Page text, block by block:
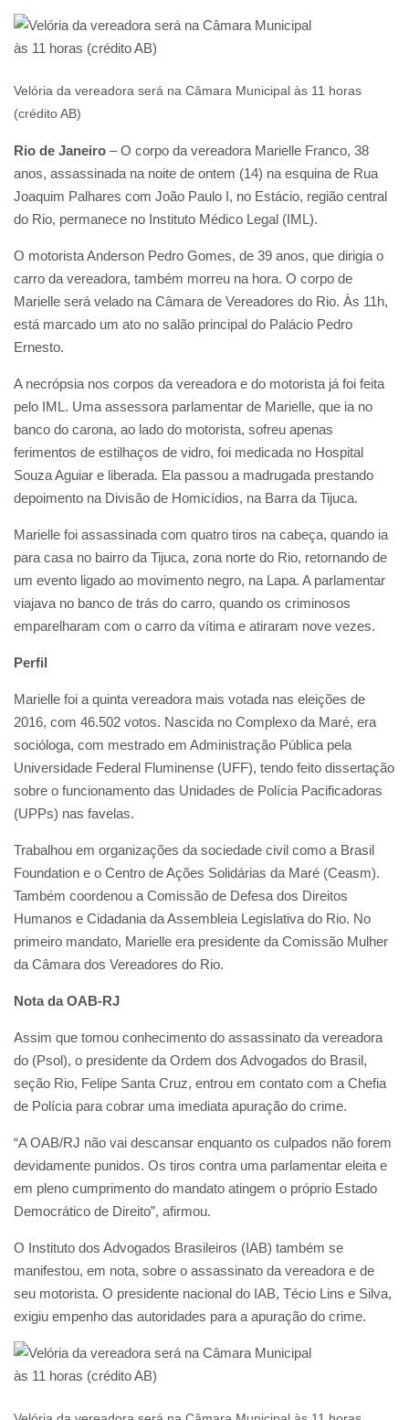
Velória da vereadora será na Câmara Municipal às 11 horas
(crédito AB)
Rio de Janeiro – O corpo da vereadora Marielle Franco, 38
anos, assassinada na noite de ontem (14) na esquina de Rua
Joaquim Palhares com João Paulo I, no Estácio, região central
do Rio, permanece no Instituto Médico Legal (IML).
O motorista Anderson Pedro Gomes, de 39 anos, que dirigia o
carro da vereadora, também morreu na hora. O corpo de
Marielle será velado na Câmara de Vereadores do Rio. Às 11h,
está marcado um ato no salão principal do Palácio Pedro
Ernesto.
A necrópsia nos corpos da vereadora e do motorista já foi feita
pelo IML. Uma assessora parlamentar de Marielle, que ia no
banco do carona, ao lado do motorista, sofreu apenas
ferimentos de estilhaços de vidro, foi medicada no Hospital
Souza Aguiar e liberada. Ela passou a madrugada prestando
depoimento na Divisão de Homicídios, na Barra da Tijuca.
Marielle foi assassinada com quatro tiros na cabeça, quando ia
para casa no bairro da Tijuca, zona norte do Rio, retornando de
um evento ligado ao movimento negro, na Lapa. A parlamentar
viajava no banco de trás do carro, quando os criminosos
emparelharam com o carro da vítima e atiraram nove vezes.
Perfil
Marielle foi a quinta vereadora mais votada nas eleições de
2016, com 46.502 votos. Nascida no Complexo da Maré, era
socióloga, com mestrado em Administração Pública pela
Universidade Federal Fluminense (UFF), tendo feito dissertação
sobre o funcionamento das Unidades de Polícia Pacificadoras
(UPPs) nas favelas.
Trabalhou em organizações da sociedade civil como a Brasil
Foundation e o Centro de Ações Solidárias da Maré (Ceasm).
Também coordenou a Comissão de Defesa dos Direitos
Humanos e Cidadania da Assembleia Legislativa do Rio. No
primeiro mandato, Marielle era presidente da Comissão Mulher
da Câmara dos Vereadores do Rio.
Nota da OAB-RJ
Assim que tomou conhecimento do assassinato da vereadora
do (Psol), o presidente da Ordem dos Advogados do Brasil,
seção Rio, Felipe Santa Cruz, entrou em contato com a Chefia
de Polícia para cobrar uma imediata apuração do crime.
“A OAB/RJ não vai descansar enquanto os culpados não forem
devidamente punidos. Os tiros contra uma parlamentar eleita e
em pleno cumprimento do mandato atingem o próprio Estado
Democrático de Direito”, afirmou.
O Instituto dos Advogados Brasileiros (IAB) também se
manifestou, em nota, sobre o assassinato da vereadora e de
seu motorista. O presidente nacional do IAB, Técio Lins e Silva,
exigiu empenho das autoridades para a apuração do crime.